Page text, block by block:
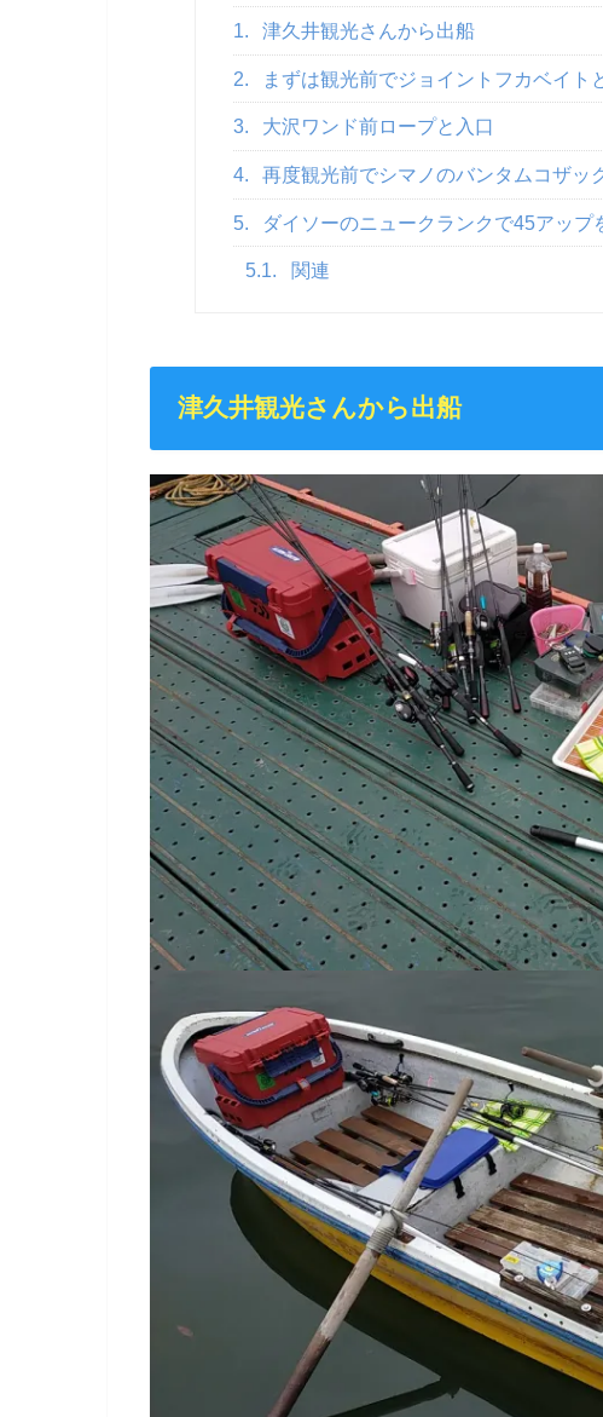
1. 津久井観光さんから出船
2. まずは観光前でジョイントフカベイト
3. 大沢ワンド前ロープと入口
4. 再度観光前でシマノのバンタムコザッ
5. ダイソーのニュークランクで45アップ
5.1. 関連
津久井観光さんから出船